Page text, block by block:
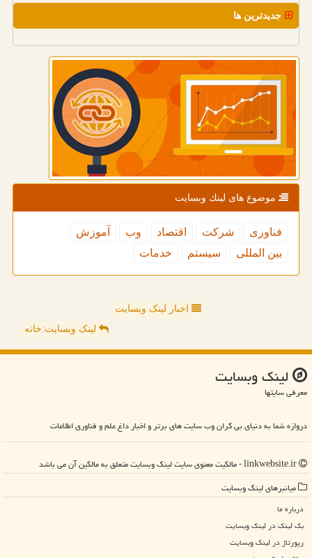
جدیدترین ها
موضوع های لینك وبسایت
فناوری شركت اقتصاد وب
آموزش
بین المللی
سیستم خدمات
اخبار لینک وبسایت
لینک وبسایت:خانه
لینك وبسایت
معرفی سایتها
دروازه شما به دنیای بی کران وب سایت های برتر و اخبار داغ علم و فناوری اطلاعات
میانبرهای لینك وبسایت
درباره ما
بک لینک در لینك وبسایت
رپورتاژ در لینك وبسایت